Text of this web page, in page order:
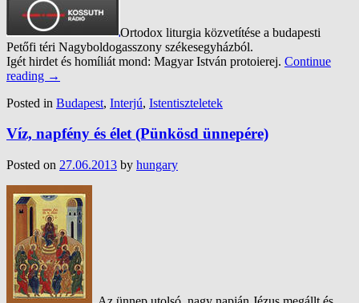
Ortodox liturgia közvetítése a budapesti
Petőfi téri Nagyboldogasszony székesegyházból.
Igét hirdet és homíliát mond: Magyar István protoierej. Continue
reading →
Posted in Budapest, Interjú, Istentiszteletek
Víz, napfény és élet (Pünkösd ünnepére)
Posted on 27.06.2013 by hungary